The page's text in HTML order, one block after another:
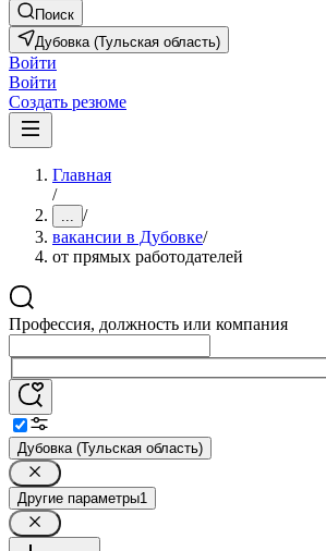
Поиск
Дубовка (Тульская область)
Войти
Войти
Создать резюме
Главная
/
... /
вакансии в Дубовке/
от прямых работодателей
Профессия, должность или компания
Дубовка (Тульская область)
Другие параметры1